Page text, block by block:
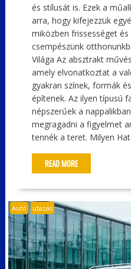
és stílusát is. Ezek a
arra, hogy kifejezzük
miközben frissességet
csempészünk
Világa Az absztrakt
amely elvonatkoztat a
gyakran színek, formák
építenek. Az ilyen típusú
népszerűek a
megragadni a figyelmet
tennék a teret. Milyen
READ MORE
Autó utazás